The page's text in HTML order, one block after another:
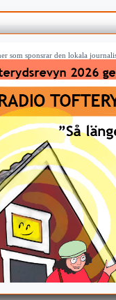
som sponsrar den lokala